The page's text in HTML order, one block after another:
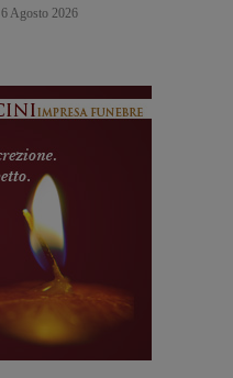
6 Agosto 2026